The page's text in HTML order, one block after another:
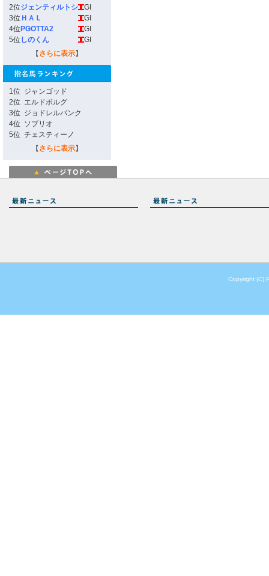
2位ジェンティルトシ
GI
3位 ＨＡＬ
GI
4位 PGOTTA2
GI
5位 しのくん
GI
【 さらに表示】
1位 ジャンゴッド
2位 エルドボルグ
3位 ジョドレルバンク
4位 ソブリオ
5位 チェスティーノ
【 さらに表示】
Copyright (C)